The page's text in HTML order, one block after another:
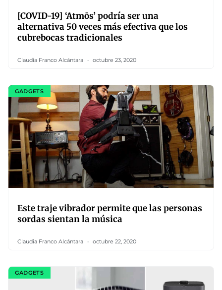
[COVID-19] ‘Atmōs’ podría ser una
alternativa 50 veces más efectiva que los
cubrebocas tradicionales
Claudia Franco Alcántara octubre 23, 2020
GADGETS
Este traje vibrador permite que las personas
sordas sientan la música
Claudia Franco Alcántara octubre 22, 2020
GADGETS